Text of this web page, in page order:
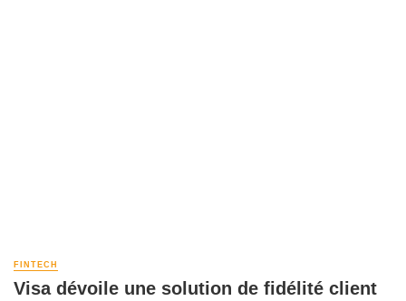
FINTECH
Visa dévoile une solution de fidélité client